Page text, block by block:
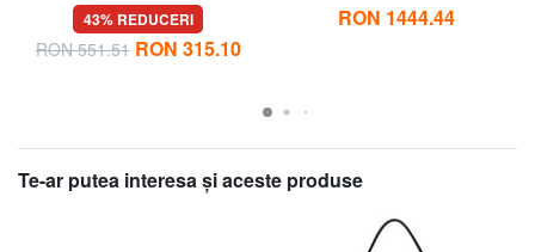
43% REDUCERI
RON 551.51 RON 315.10
curea de umăr, din piele
RON 1444.44
Te-ar putea interesa şi aceste produse